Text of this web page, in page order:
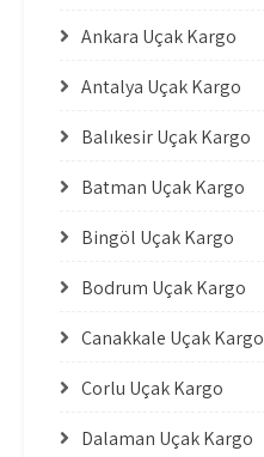
Ankara Uçak Kargo
Antalya Uçak Kargo
Balıkesir Uçak Kargo
Batman Uçak Kargo
Bingöl Uçak Kargo
Bodrum Uçak Kargo
Çanakkale Uçak Kargo
Çorlu Uçak Kargo
Dalaman Uçak Kargo